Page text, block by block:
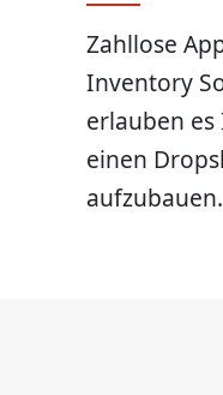
Zahllose
Inventory
erlauben
einen
aufzubauen.